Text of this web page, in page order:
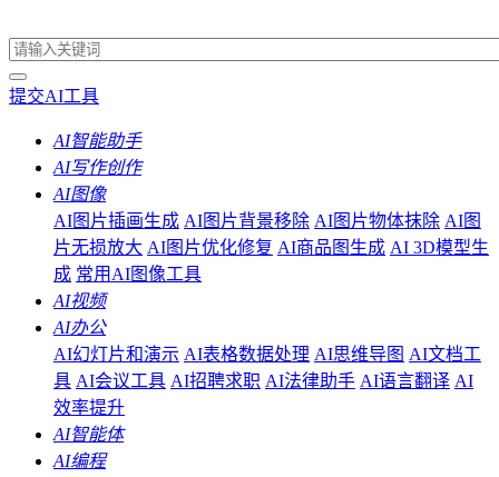
提交AI工具
AI智能助手
AI写作创作
AI图像
AI图片插画生成 AI图片背景移除 AI图片物体抹除 AI图
片无损放大 AI图片优化修复 AI商品图生成 AI 3D模型生
成 常用AI图像工具
AI视频
AI办公
AI幻灯片和演示 AI表格数据处理 AI思维导图 AI文档工
具 AI会议工具 AI招聘求职 AI法律助手 AI语言翻译 AI
效率提升
AI智能体
AI编程